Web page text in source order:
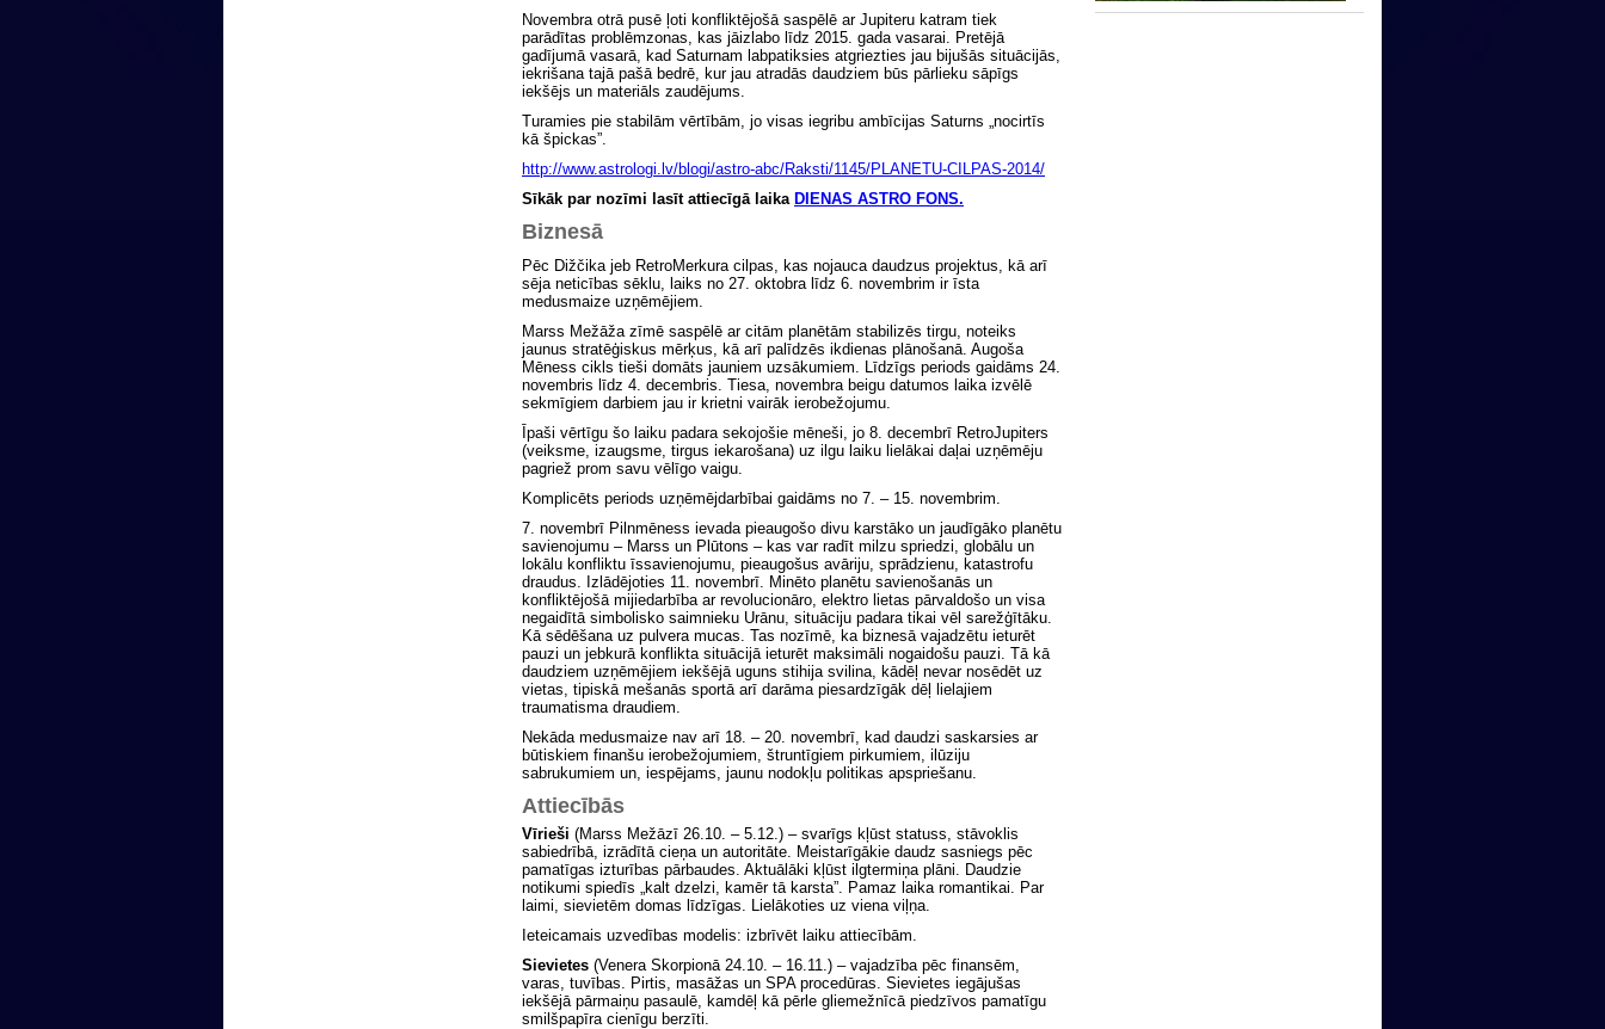
Novembra otrā pusē ļoti konfliktējošā saspēlē ar Jupiteru katram tiek
parādītas problēmzonas, kas jāizlabo līdz 2015. gada vasarai. Pretējā
gadījumā vasarā, kad Saturnam labpatiksies atgriezties jau bijušās situācijās,
iekrišana tajā pašā bedrē, kur jau atradās daudziem būs pārlieku sāpīgs
iekšējs un materiāls zaudējums.
Turamies pie stabilām vērtībām, jo visas iegribu ambīcijas Saturns „nocirtīs
kā špickas”.
http://www.astrologi.lv/blogi/astro-abc/Raksti/1145/PLANETU-CILPAS-2014/
Sīkāk par nozīmi lasīt attiecīgā laika DIENAS ASTRO FONS.
Biznesā
Pēc Dižčika jeb RetroMerkura cilpas, kas nojauca daudzus projektus, kā arī
sēja neticības sēklu, laiks no 27. oktobra līdz 6. novembrim ir īsta
medusmaize uzņēmējiem.
Marss Mežāža zīmē saspēlē ar citām planētām stabilizēs tirgu, noteiks
jaunus stratēģiskus mērķus, kā arī palīdzēs ikdienas plānošanā. Augoša
Mēness cikls tieši domāts jauniem uzsākumiem. Līdzīgs periods gaidāms 24.
novembris līdz 4. decembris. Tiesa, novembra beigu datumos laika izvēlē
sekmīgiem darbiem jau ir krietni vairāk ierobežojumu.
Īpaši vērtīgu šo laiku padara sekojošie mēneši, jo 8. decembrī RetroJupiters
(veiksme, izaugsme, tirgus iekarošana) uz ilgu laiku lielākai daļai uzņēmēju
pagriež prom savu vēlīgo vaigu.
Komplicēts periods uzņēmējdarbībai gaidāms no 7. – 15. novembrim.
7. novembrī Pilnmēness ievada pieaugošo divu karstāko un jaudīgāko planētu
savienojumu – Marss un Plūtons – kas var radīt milzu spriedzi, globālu un
lokālu konfliktu īssavienojumu, pieaugošus avāriju, sprādzienu, katastrofu
draudus. Izlādējoties 11. novembrī. Minēto planētu savienošanās un
konfliktējošā mijiedarbība ar revolucionāro, elektro lietas pārvaldošo un visa
negaidītā simbolisko saimnieku Urānu, situāciju padara tikai vēl sarežģītāku.
Kā sēdēšana uz pulvera mucas. Tas nozīmē, ka biznesā vajadzētu ieturēt
pauzi un jebkurā konflikta situācijā ieturēt maksimāli nogaidošu pauzi. Tā kā
daudziem uzņēmējiem iekšējā uguns stihija svilina, kādēļ nevar nosēdēt uz
vietas, tipiskā mešanās sportā arī darāma piesardzīgāk dēļ lielajiem
traumatisma draudiem.
Nekāda medusmaize nav arī 18. – 20. novembrī, kad daudzi saskarsies ar
būtiskiem finanšu ierobežojumiem, štruntīgiem pirkumiem, ilūziju
sabrukumiem un, iespējams, jaunu nodokļu politikas apspriešanu.
Attiecībās
Vīrieši (Marss Mežāzī 26.10. – 5.12.) – svarīgs kļūst statuss, stāvoklis
sabiedrībā, izrādītā cieņa un autoritāte. Meistarīgākie daudz sasniegs pēc
pamatīgas izturības pārbaudes. Aktuālāki kļūst ilgtermiņa plāni. Daudzie
notikumi spiedīs „kalt dzelzi, kamēr tā karsta”. Pamaz laika romantikai. Par
laimi, sievietēm domas līdzīgas. Lielākoties uz viena viļņa.
Ieteicamais uzvedības modelis: izbrīvēt laiku attiecībām.
Sievietes (Venera Skorpionā 24.10. – 16.11.) – vajadzība pēc finansēm,
varas, tuvības. Pirtis, masāžas un SPA procedūras. Sievietes iegājušas
iekšējā pārmaiņu pasaulē, kamdēļ kā pērle gliemežnīcā piedzīvos pamatīgu
smilšpapīra cienīgu berzīti.